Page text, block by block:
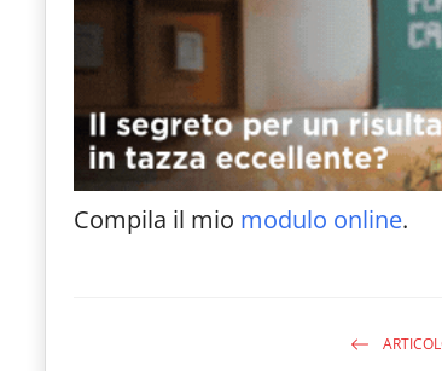
Compila il mio modulo online.